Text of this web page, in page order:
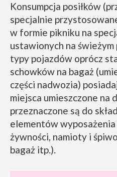
Konsumpcja posiłków
specjalnie
w formie pikniku na
ustawionych na
typy pojazdów oprócz
schowków na bagaż
części nadwozia)
miejsca umieszczone na
przeznaczone są do
elementów
żywności, namioty i
bagaż itp.).